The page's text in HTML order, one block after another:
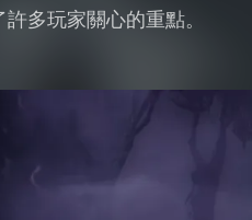
多玩家關心的重點。